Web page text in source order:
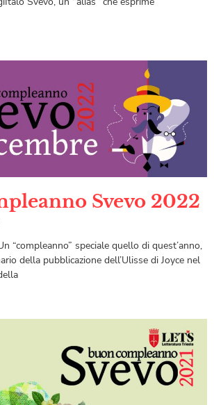
Svevo 2022
“compleanno” speciale quello di quest’anno,
della pubblicazione dell’Ulisse di Joyce nel